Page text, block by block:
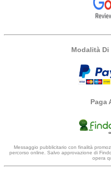
Modalità Di
Paga
Messaggio pubblicitario con finalità
percorso online. Salvo approvazione di
opera